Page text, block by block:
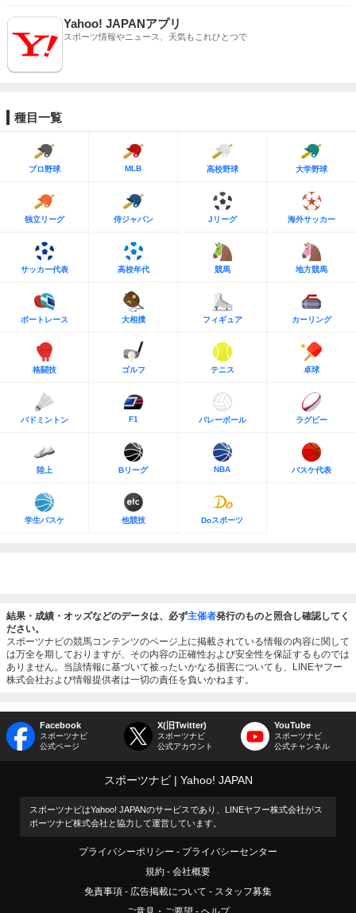
Yahoo! JAPANアプリ
スポーツ情報やニュース、天気もこれひとつで
種目一覧
プロ野球 MLB 高校野球 大学野球
独立リーグ 侍ジャパン Jリーグ 海外サッカー
サッカー代表 高校年代 競馬 地方競馬
ボートレース 大相撲 フィギュア カーリング
格闘技 ゴルフ テニス 卓球
バドミントン F1 バレーボール ラグビー
陸上 Bリーグ NBA バスケ代表
学生バスケ 他競技 Doスポーツ
結果・成績・オッズなどのデータは、必ず主催者発行のものと照合し確認してく
ださい。
スポーツナビの競馬コンテンツのページ上に掲載されている情報の内容に関して
は万全を期しておりますが、その内容の正確性および安全性を保証するものでは
ありません。当該情報に基づいて被ったいかなる損害についても、LINEヤフー
株式会社および情報提供者は一切の責任を負いかねます。
Facebook
スポーツナビ
公式ページ
X(旧Twitter)
スポーツナビ
公式アカウント
YouTube
スポーツナビ
公式チャンネル
スポーツナビ Yahoo! JAPAN
スポーツナビはYahoo! JAPANのサービスであり、LINEヤフー株式会社がス
ポーツナビ株式会社と協力して運営しています。
プライバシーポリシー
プライバシーセンター
規約
会社概要
免責事項
広告掲載について
スタッフ募集